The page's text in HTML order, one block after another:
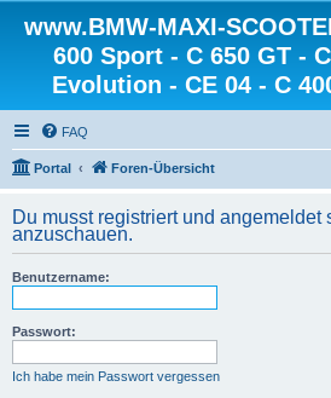
www.BMW-MAXI-
600 Sport - C 650 GT -
Evolution - CE 04 - C
FAQ
Portal Foren-Übersicht
Du musst registriert und angemeldet
anzuschauen.
Benutzername:
Passwort:
Ich habe mein Passwort vergessen